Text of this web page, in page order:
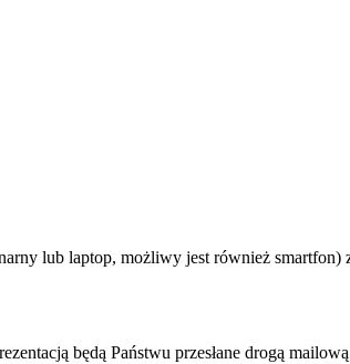
lub laptop, możliwy jest również
będą Państwu przesłane drogą